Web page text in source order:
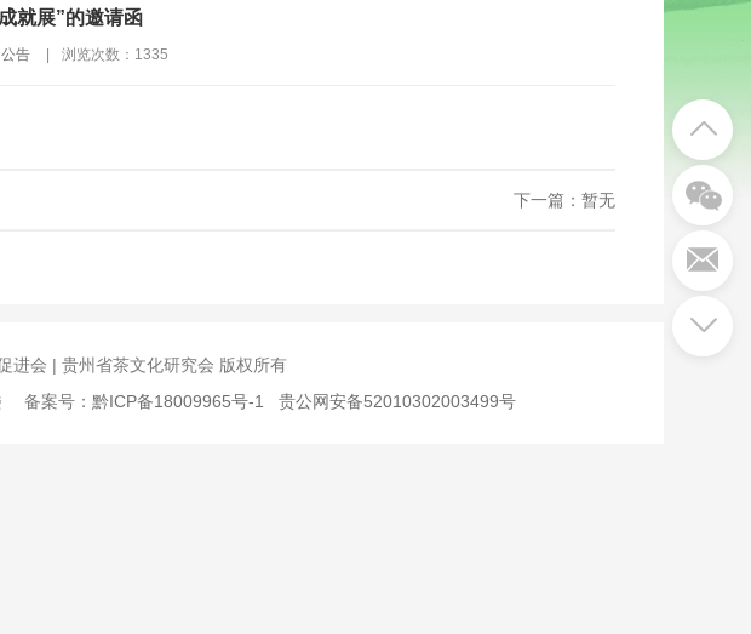
就展”的邀请函
告 浏览次数： 1335
下一篇：暂无
进会 | 贵州省茶文化研究会 版权所有
备案号： 黔ICP备18009965号-1 贵公网安备52010302003499号